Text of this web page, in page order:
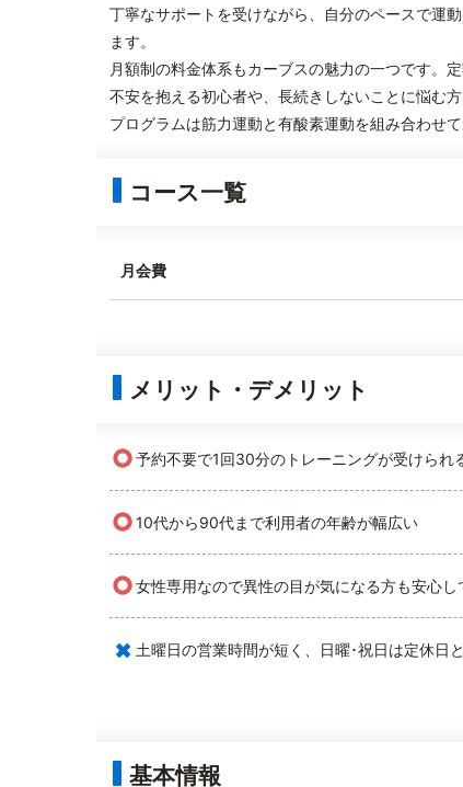
丁寧なサポートを受けながら、自分のペースで運
ます。
月額制の料金体系もカーブスの魅力の一つです。
不安を抱える初心者や、長続きしないことに悩む
プログラムは筋力運動と有酸素運動を組み合わせ
コース一覧
月会費
メリット・デメリット
○予約不要で1回30分のトレーニングが受けられ
○10代から90代まで利用者の年齢が幅広い
○女性専用なので異性の目が気になる方も安心し
× 土曜日の営業時間が短く、日曜･祝日は定休日
基本情報